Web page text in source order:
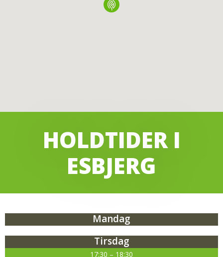
HOLDTIDER I
ESBJERG
Mandag
Tirsdag
17:30 – 18:30